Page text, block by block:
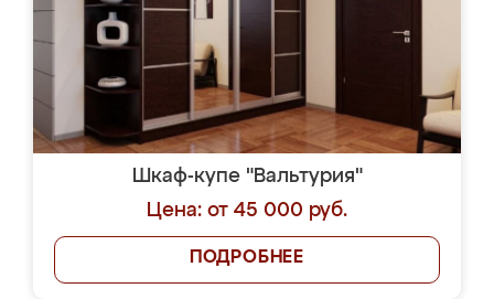
Шкаф-купе "Вальтурия"
Цена: от 45 000 руб.
ПОДРОБНЕЕ